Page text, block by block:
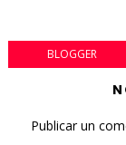
BLOGGER
Publicar un